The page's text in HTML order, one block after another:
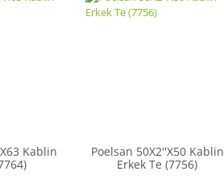
Kablin
Poelsan 50X2''X50 Kablin
Erkek Te (7756)